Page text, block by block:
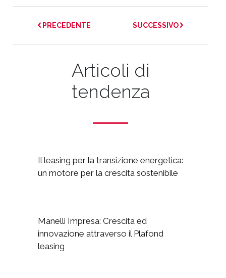
PRECEDENTE SUCCESSIVO
Articoli di
tendenza
Il leasing per la transizione energetica:
un motore per la crescita sostenibile
Manelli Impresa: Crescita ed
innovazione attraverso il Plafond
leasing